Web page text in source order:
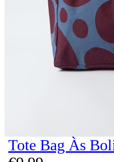
Tote Bag Às